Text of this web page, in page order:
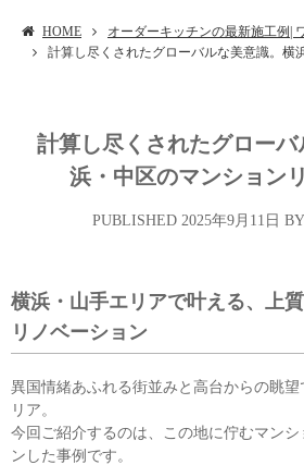
HOME
オーダーキッチンの最新施工例|
計算し尽くされたグローバルな美意識。横
計算し尽くされたグロー
浜・中区のマンション
2025年9月11日
横浜・山手エリアで叶える、上
リノベーション
異国情緒あふれる街並みと高台からの眺
リア。
今回ご紹介するのは、この地に佇むマンシ
ンした事例です。